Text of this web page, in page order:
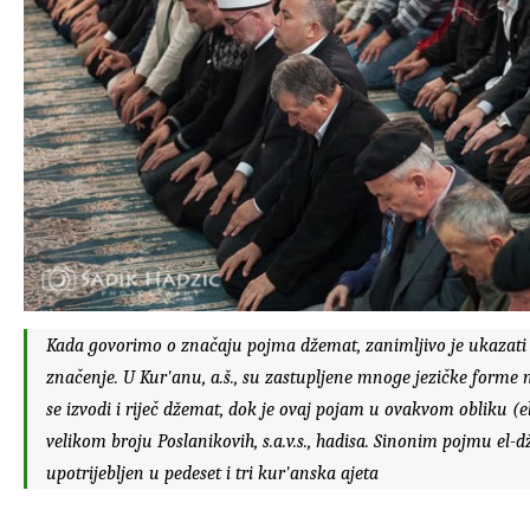
Kada govorimo o značaju pojma džemat, zanimljivo je
značenje. U Kur'anu, a.š., su zastupljene mnoge jezičke
se izvodi i riječ džemat, dok je ovaj pojam u ovakvom obliku (
velikom broju Poslanikovih, s.a.v.s., hadisa. Sinonim pojmuel-
upotrijebljen u pedeset i tri kur'anska ajeta